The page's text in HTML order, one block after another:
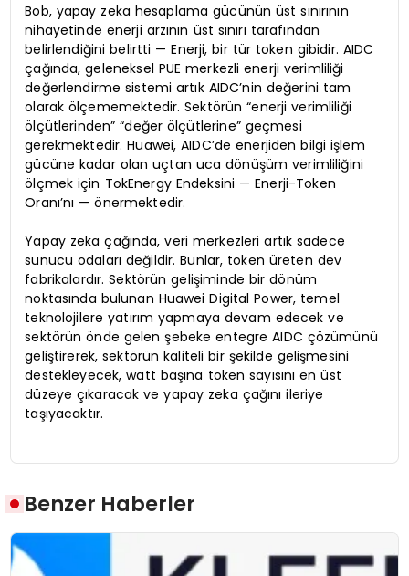
Bob, yapay zeka hesaplama gücünün üst sınırının
nihayetinde enerji arzının üst sınırı tarafından
belirlendiğini belirtti — Enerji, bir tür token gibidir. AIDC
çağında, geleneksel PUE merkezli enerji verimliliği
değerlendirme sistemi artık AIDC’nin değerini tam
olarak ölçememektedir. Sektörün “enerji verimliliği
ölçütlerinden” “değer ölçütlerine” geçmesi
gerekmektedir. Huawei, AIDC’de enerjiden bilgi işlem
gücüne kadar olan uçtan uca dönüşüm verimliliğini
ölçmek için TokEnergy Endeksini — Enerji-Token
Oranı’nı — önermektedir.
Yapay zeka çağında, veri merkezleri artık sadece
sunucu odaları değildir. Bunlar, token üreten dev
fabrikalardır. Sektörün gelişiminde bir dönüm
noktasında bulunan Huawei Digital Power, temel
teknolojilere yatırım yapmaya devam edecek ve
sektörün önde gelen şebeke entegre AIDC çözümünü
geliştirerek, sektörün kaliteli bir şekilde gelişmesini
destekleyecek, watt başına token sayısını en üst
düzeye çıkaracak ve yapay zeka çağını ileriye
taşıyacaktır.
Benzer Haberler